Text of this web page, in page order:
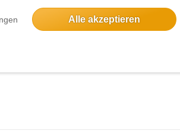
Alle akzeptieren
keine Anmeldung